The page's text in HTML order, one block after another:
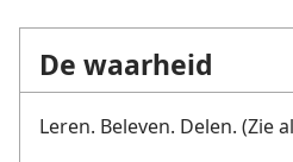
De waarheid
Leren. Beleven. Delen. (Zie